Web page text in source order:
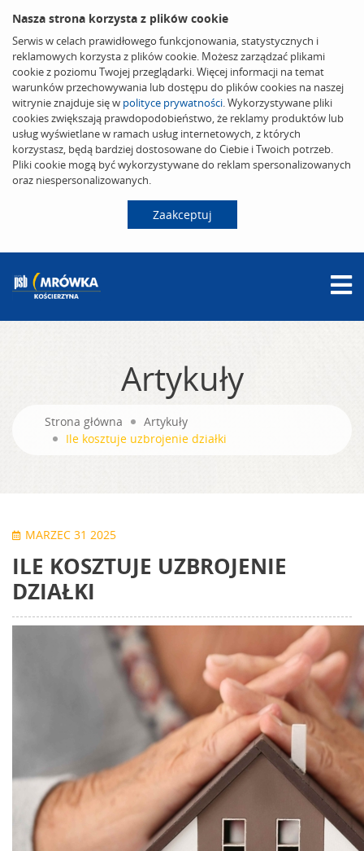
Nasza strona korzysta z plików cookie
Serwis w celach prawidłowego funkcjonowania, statystycznych i
reklamowych korzysta z plików cookie. Możesz zarządzać plikami
cookie z poziomu Twojej przeglądarki. Więcej informacji na temat
warunków przechowywania lub dostępu do plików cookies na naszej
witrynie znajduje się w polityce prywatności. Wykorzystywane pliki
cookies zwiększają prawdopodobieństwo, że reklamy produktów lub
usług wyświetlane w ramach usług internetowych, z których
korzystasz, będą bardziej dostosowane do Ciebie i Twoich potrzeb.
Pliki cookie mogą być wykorzystywane do reklam spersonalizowanych
oraz niespersonalizowanych.
Zaakceptuj
Artykuły
Strona główna
Artykuły
Ile kosztuje uzbrojenie działki
MARZEC 31 2025
ILE KOSZTUJE UZBROJENIE
DZIAŁKI